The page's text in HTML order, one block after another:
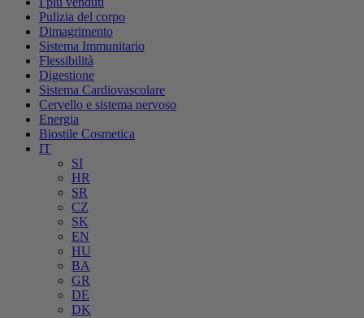
Pulizia del corpo
Dimagrimento
Sistema Immunitario
Flessibilità
Digestione
Sistema Cardiovascolare
Cervello e sistema nervoso
Energia
Biostile Cosmetica
IT
SI
HR
SR
CZ
SK
EN
HU
BA
GR
DE
DK